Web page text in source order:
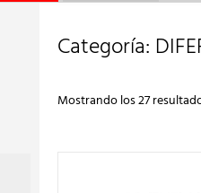
Categoría:
Mostrando los 27